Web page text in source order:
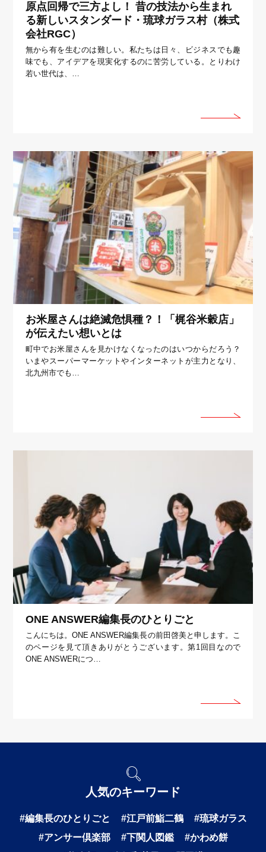
原点回帰で三方よし！ 昔の技法から生まれ
る新しいスタンダード・琉球ガラス村（株式
会社RGC）
無から有を生むのは難しい。私たちは日々、ビジネスでも趣
味でも、アイデアを現実化するのに苦労している。とりわけ
若い世代は、…
お米屋さんは絶滅危惧種？！「梶谷米穀店」
が伝えたい想いとは
町中でお米屋さんを見かけなくなったのはいつからだろう？
いまやスーパーマーケットやインターネットが主力となり、
北九州市でも…
ONE ANSWER編集長のひとりごと
こんにちは。ONE ANSWER編集長の前田啓美と申します。こ
のページを見て頂きありがとうございます。第1回目なので
ONE ANSWERにつ…
人気のキーワード
#編集長のひとりごと #江戸前鮨二鶴
#琉球ガラス
#アンサー倶楽部
#下関人図鑑
#かわめ餅